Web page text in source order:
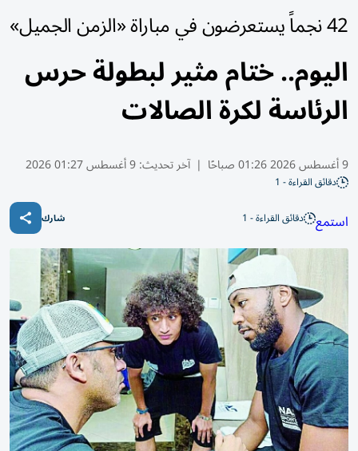
42 نجماً يستعرضون في مباراة «الزمن الجميل»
اليوم.. ختام مثير لبطولة حرس
الرئاسة لكرة الصالات
9 أغسطس 2026 01:26 صباحًا | آخر تحديث:9 أغسطس 01:27 2026
دقائق القراءة - 1
استمع دقائق القراءة - 1 شارك